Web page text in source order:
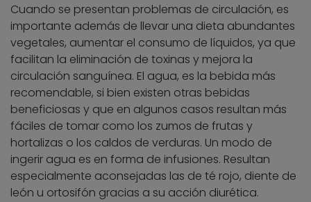
Cuando se presentan problemas de circulación, es
importante además de llevar una dieta abundantes
vegetales, aumentar el consumo de líquidos, ya que
facilitan la eliminación de toxinas y mejora la
circulación sanguínea. El agua, es la bebida más
recomendable, si bien existen otras bebidas
beneficiosas y que en algunos casos resultan más
fáciles de tomar como los zumos de frutas y
hortalizas o los caldos de verduras. Un modo de
ingerir agua es en forma de infusiones. Resultan
especialmente aconsejadas las de té rojo, diente de
león u ortosifón gracias a su acción diurética.